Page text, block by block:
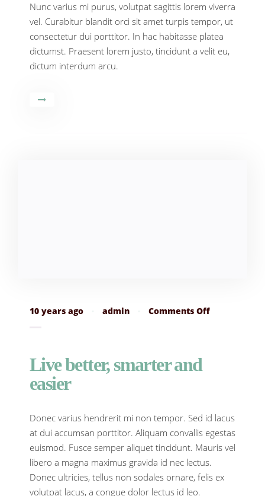
Nunc varius mi purus, volutpat sagittis lorem viverra
vel. Curabitur blandit orci sit amet turpis tempor, ut
consectetur dui porttitor. In hac habitasse platea
dictumst. Praesent lorem justo, tincidunt a velit eu,
dictum interdum arcu.
10 years ago admin Comments Offon
Live better, smarter and
easier
Donec varius hendrerit mi non tempor. Sed id lacus
at dui accumsan porttitor. Aliquam convallis egestas
euismod. Fusce semper aliquet tincidunt. Mauris vel
libero a magna maximus gravida id nec lectus.
Donec ultricies, tellus non sodales ornare, felis ex
volutpat lacus, a congue dolor lectus id leo.